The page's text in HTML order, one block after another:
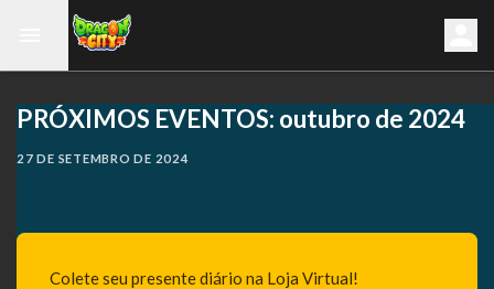
PRÓXIMOS EVENTOS: outubro de 2024
27 DE SETEMBRO DE 2024
Colete seu presente diário na Loja Virtual!